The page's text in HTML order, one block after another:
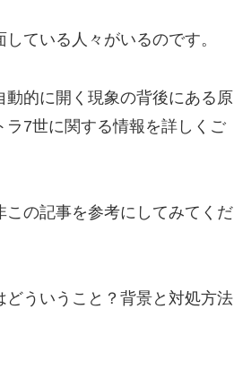
ている人々がいるのです。
的に開く現象の背後にある原
7世に関する情報を詳しくご
の記事を参考にしてみてくだ
ういうこと？背景と対処方法